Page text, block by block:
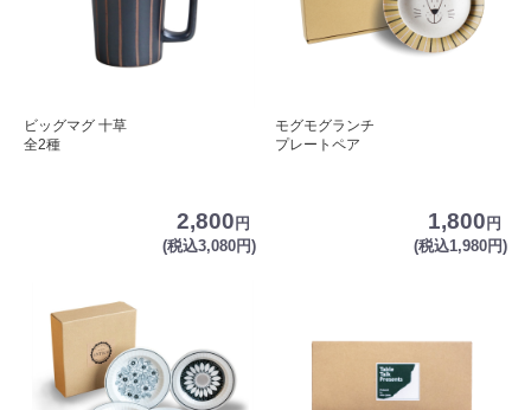
ビッグマグ 十草
全2種
2,800円
(税込3,080円)
モグモグランチ
プレートペア
1,800円
(税込1,980円)